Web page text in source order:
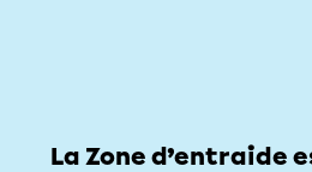
La Zone d’entraide